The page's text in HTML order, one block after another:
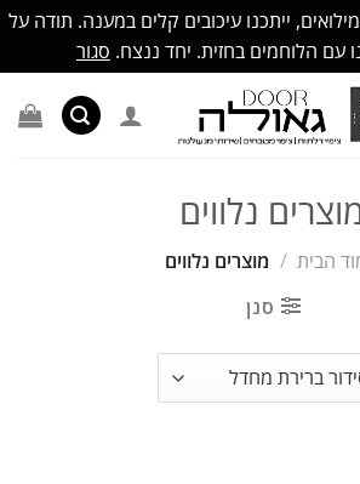
ייתכנו עיכובים קלים במענה. תודה על
עם הלוחמים בחזית. יחד ננצח. סגור
נלווים
הבית / מוצרים נלווים
סנן